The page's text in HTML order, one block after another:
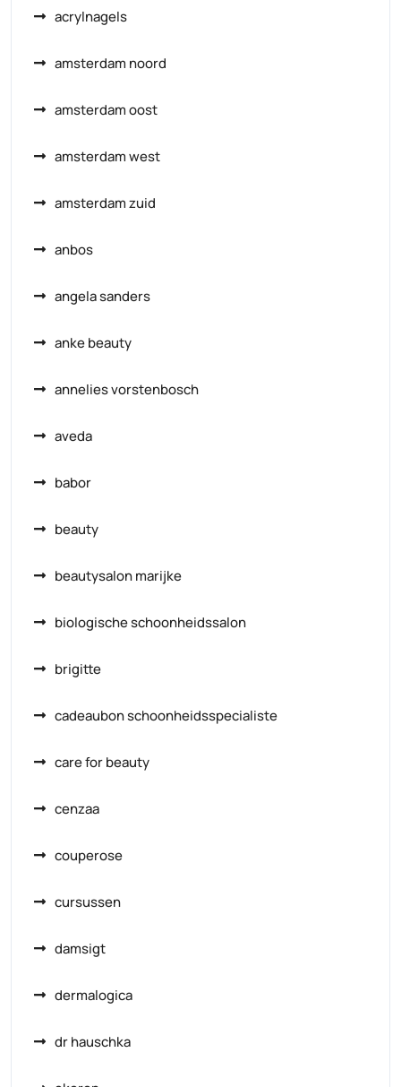
acrylnagels
amsterdam noord
amsterdam oost
amsterdam west
amsterdam zuid
anbos
angela sanders
anke beauty
annelies vorstenbosch
aveda
babor
beauty
beautysalon marijke
biologische schoonheidssalon
brigitte
cadeaubon schoonheidsspecialiste
care for beauty
cenzaa
couperose
cursussen
damsigt
dermalogica
dr hauschka